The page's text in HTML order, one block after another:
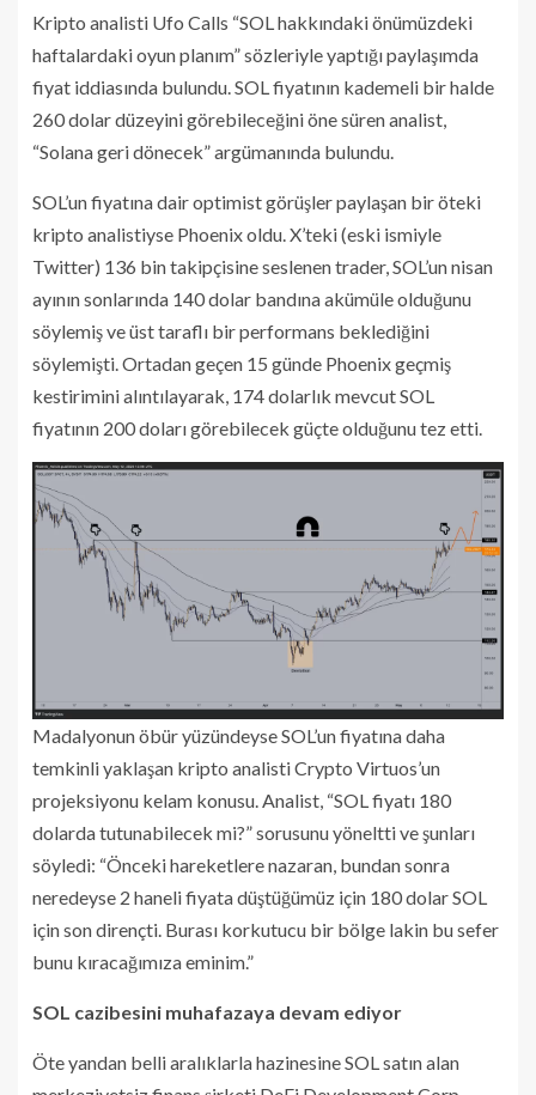
Kripto analisti Ufo Calls “SOL hakkındaki önümüzdeki
haftalardaki oyun planım” sözleriyle yaptığı paylaşımda
fiyat iddiasında bulundu. SOL fiyatının kademeli bir halde
260 dolar düzeyini görebileceğini öne süren analist,
“Solana geri dönecek” argümanında bulundu.
SOL’un fiyatına dair optimist görüşler paylaşan bir öteki
kripto analistiyse Phoenix oldu. X’teki (eski ismiyle
Twitter) 136 bin takipçisine seslenen trader, SOL’un nisan
ayının sonlarında 140 dolar bandına akümüle olduğunu
söylemiş ve üst taraflı bir performans beklediğini
söylemişti. Ortadan geçen 15 günde Phoenix geçmiş
kestirimini alıntılayarak, 174 dolarlık mevcut SOL
fiyatının 200 doları görebilecek güçte olduğunu tez etti.
Madalyonun öbür yüzündeyse SOL’un fiyatına daha
temkinli yaklaşan kripto analisti Crypto Virtuos’un
projeksiyonu kelam konusu. Analist, “SOL fiyatı 180
dolarda tutunabilecek mi?” sorusunu yöneltti ve şunları
söyledi: “Önceki hareketlere nazaran, bundan sonra
neredeyse 2 haneli fiyata düştüğümüz için 180 dolar SOL
için son dirençti. Burası korkutucu bir bölge lakin bu sefer
bunu kıracağımıza eminim.”
SOL cazibesini muhafazaya devam ediyor
Öte yandan belli aralıklarla hazinesine SOL satın alan